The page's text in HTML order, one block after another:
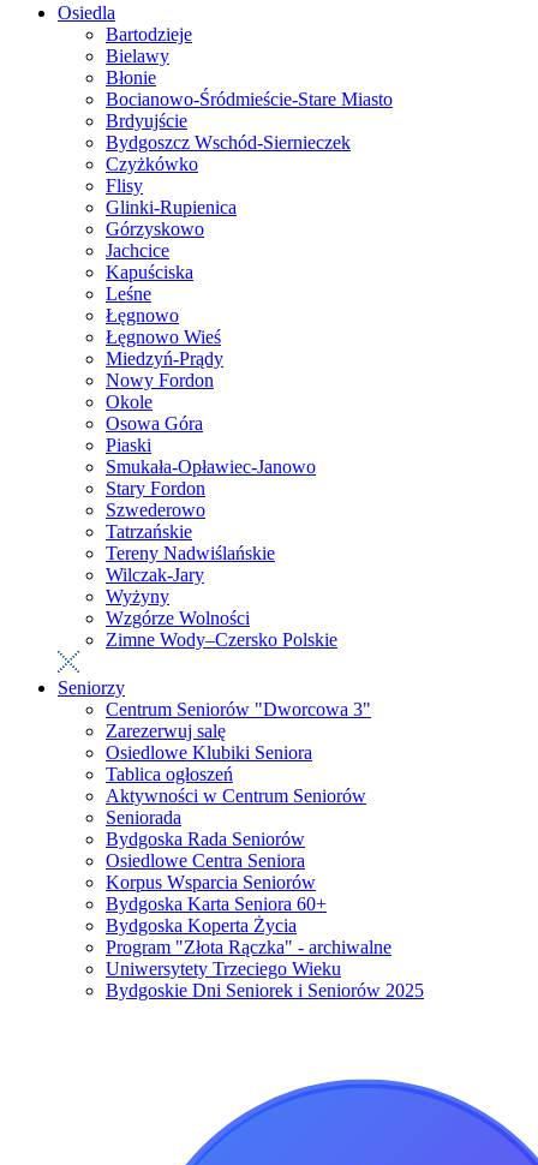
Osiedla
Bartodzieje
Bielawy
Błonie
Bocianowo-Śródmieście-Stare Miasto
Brdyujście
Bydgoszcz Wschód-Siernieczek
Czyżkówko
Flisy
Glinki-Rupienica
Górzyskowo
Jachcice
Kapuściska
Leśne
Łęgnowo
Łęgnowo Wieś
Miedzyń-Prądy
Nowy Fordon
Okole
Osowa Góra
Piaski
Smukała-Opławiec-Janowo
Stary Fordon
Szwederowo
Tatrzańskie
Tereny Nadwiślańskie
Wilczak-Jary
Wyżyny
Wzgórze Wolności
Zimne Wody–Czersko Polskie
Seniorzy
Centrum Seniorów "Dworcowa 3"
Zarezerwuj salę
Osiedlowe Klubiki Seniora
Tablica ogłoszeń
Aktywności w Centrum Seniorów
Seniorada
Bydgoska Rada Seniorów
Osiedlowe Centra Seniora
Korpus Wsparcia Seniorów
Bydgoska Karta Seniora 60+
Bydgoska Koperta Życia
Program "Złota Rączka" - archiwalne
Uniwersytety Trzeciego Wieku
Bydgoskie Dni Seniorek i Seniorów 2025